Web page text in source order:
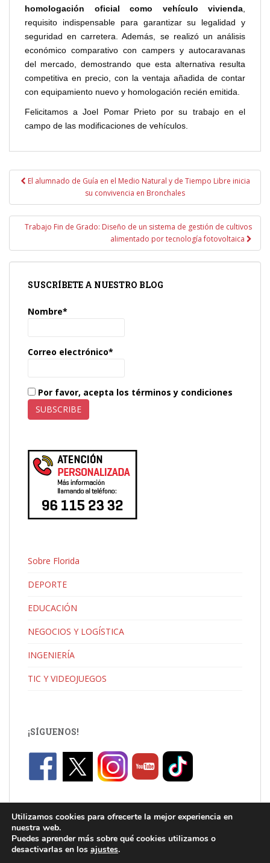
homologación oficial como vehículo vivienda
requisito indispensable para garantizar su legalidad y
seguridad en carretera. Además, se realizó un análisis
económico comparativo con campers y autocaravanas
del mercado, demostrando que esta alternativa resulta
competitiva en precio, con la ventaja añadida de contar
con equipamiento nuevo y homologación recién emitida.
Felicitamos a Joel Pomar Prieto por su trabajo en el
campo de las modificaciones de vehículos.
Navegación
entradas
El alumnado de Guía en el Medio Natural y de Tiempo Libre inicia
su convivencia en Bronchales
Trabajo Fin de Grado: Diseño de un sistema de gestión de cultivos
alimentado por tecnología fotovoltaica
SUSCRÍBETE A NUESTRO BLOG
Nombre*
Correo electrónico*
Por favor, acepta los términos y condiciones
Sobre Florida
DEPORTE
EDUCACIÓN
NEGOCIOS Y LOGÍSTICA
INGENIERÍA
TIC Y VIDEOJUEGOS
¡SÍGUENOS!
Utilizamos cookies para ofrecerte la mejor experiencia en
nuestra web.
Puedes aprender más sobre qué cookies utilizamos o
desactivarlas en los ajustes.